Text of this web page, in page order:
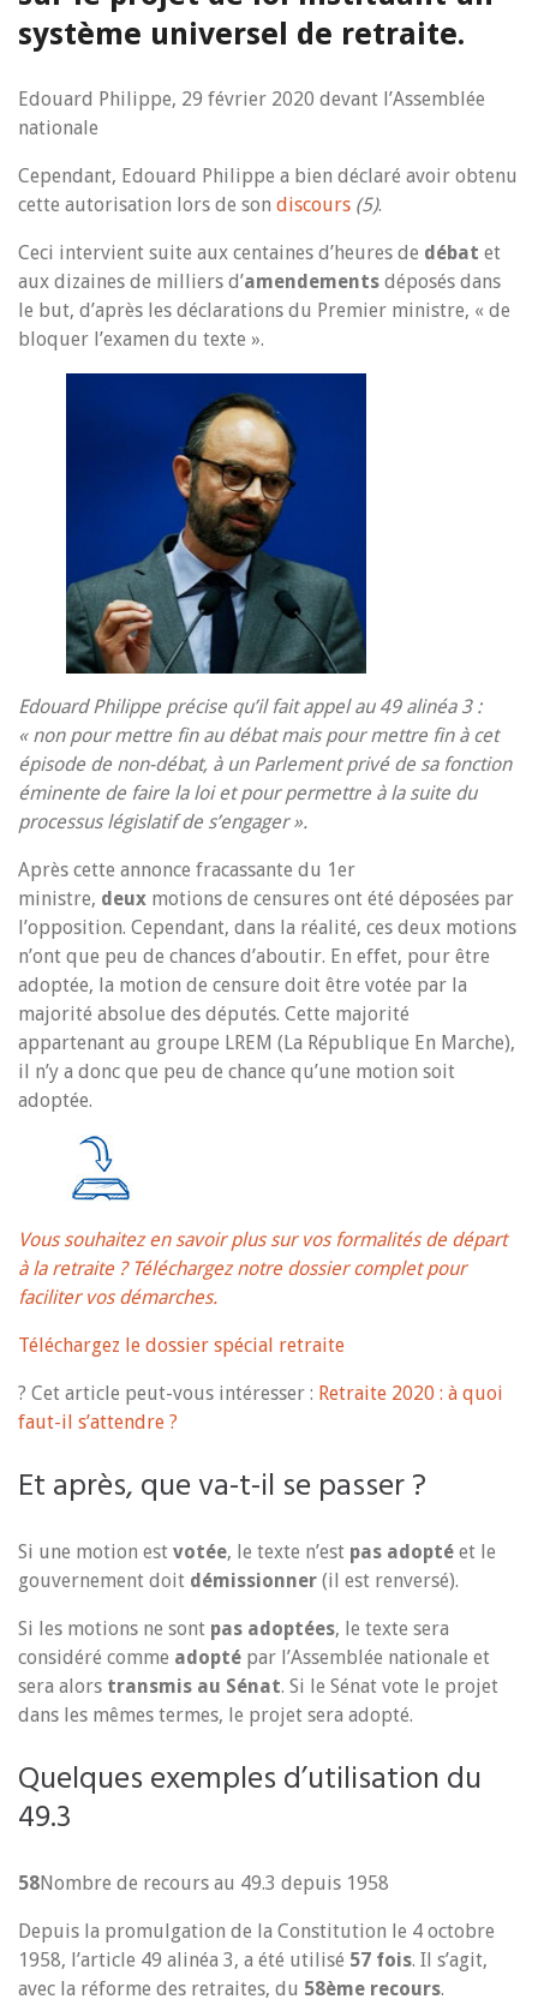
système universel de retraite.
Edouard Philippe, 29 février 2020 devant l’Assemblée
nationale
Cependant, Edouard Philippe a bien déclaré avoir obtenu
cette autorisation lors de son discours (5).
Ceci intervient suite aux centaines d’heures de débat et
aux dizaines de milliers d’amendements déposés dans
le but, d’après les déclarations du Premier ministre, « de
bloquer l’examen du texte ».
Edouard Philippe précise qu’il fait appel au 49 alinéa 3 :
« non pour mettre fin au débat mais pour mettre fin à cet
épisode de non-débat, à un Parlement privé de sa fonction
éminente de faire la loi et pour permettre à la suite du
processus législatif de s’engager ».
Après cette annonce fracassante du 1er
ministre, deux motions de censures ont été déposées par
l’opposition. Cependant, dans la réalité, ces deux motions
n’ont que peu de chances d’aboutir. En effet, pour être
adoptée, la motion de censure doit être votée par la
majorité absolue des députés. Cette majorité
appartenant au groupe LREM (La République En Marche),
il n’y a donc que peu de chance qu’une motion soit
adoptée.
Vous souhaitez en savoir plus sur vos formalités de départ
à la retraite ? Téléchargez notre dossier complet pour
faciliter vos démarches.
Téléchargez le dossier spécial retraite
? Cet article peut-vous intéresser : Retraite 2020 : à quoi
faut-il s’attendre ?
Et après, que va-t-il se passer ?
Si une motion est votée, le texte n’est pas adopté et le
gouvernement doit démissionner (il est renversé).
Si les motions ne sont pas adoptées, le texte sera
considéré comme adopté par l’Assemblée nationale et
sera alors transmis au Sénat. Si le Sénat vote le projet
dans les mêmes termes, le projet sera adopté.
Quelques exemples d’utilisation du
49.3
58Nombre de recours au 49.3 depuis 1958
Depuis la promulgation de la Constitution le 4 octobre
1958, l’article 49 alinéa 3, a été utilisé 57 fois. Il s’agit,
avec la réforme des retraites, du 58ème recours.